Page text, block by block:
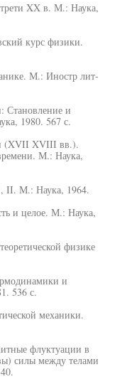
XX в. М.: Наука,
курс физики.
М.: Иностр лит-
Становление и
1980. 567 с.
(XVII XVIII вв.).
М.: Наука,
II. М.: Наука, 1964.
и целое. М.: Наука,
физике
и
536 с.
механики.
флуктуации в
силы между телами